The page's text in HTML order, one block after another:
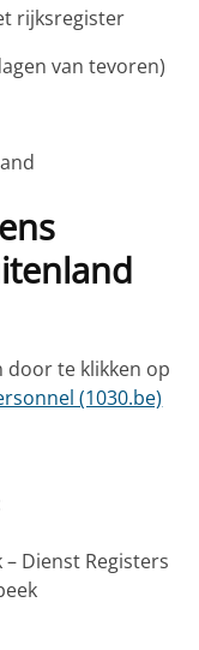
rijksregister
van tevoren)
te klikken op
(1030.be)
Dienst Registers